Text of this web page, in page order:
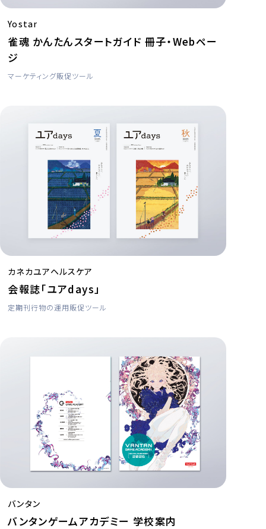
Yostar
雀魂 かんたんスタートガイド 冊子・Webペー
ジ
マーケティング販促ツール
カネカユアヘルスケア
会報誌「ユアdays」
定期刊行物の運用販促ツール
バンタン
バンタンゲームアカデミー 学校案内